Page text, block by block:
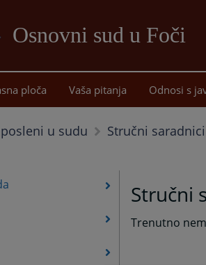
Osnovni sud u Foči
ploča Vaša pitanja Odnosi s
u sudu Stručni saradnici
Stručni
Trenutno